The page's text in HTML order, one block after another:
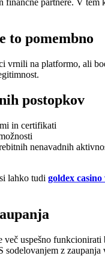
partnere. V
to pomembno
vrnili na platformo, ali
postopkov
in certifikati
nenavadnih
lahko tudi goldex
uspešno
z